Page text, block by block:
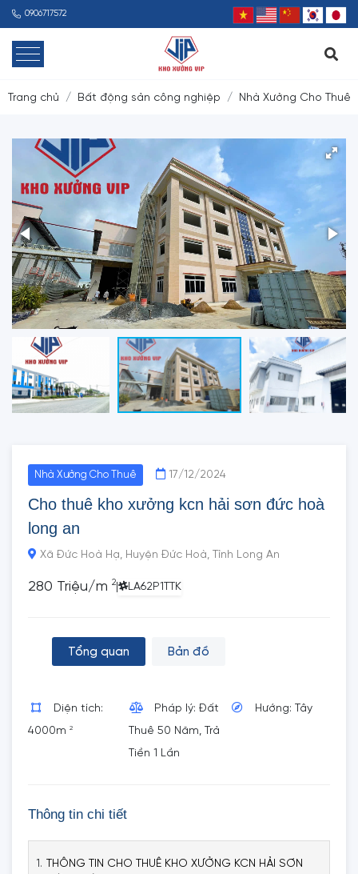
0906717572
Trang chủ Bất động sản công nghiệp Nhà Xưởng Cho Thuê
Nhà Xưởng Cho Thuê 17/12/2024
Cho thuê kho xưởng kcn hải sơn đức hoà
long an
Xã Đức Hoà Hạ, Huyện Đức Hoà, Tỉnh Long An
280 Triệu/m 2 LA62P1TTK
Tổng quan Bản đồ
Diện tích:
4000m 2
Pháp lý: Đất
Thuê 50 Năm, Trả
Tiền 1 Lần
Hướng: Tây
Thông tin chi tiết
THÔNG TIN CHO THUÊ KHO XƯỞNG KCN HẢI SƠN